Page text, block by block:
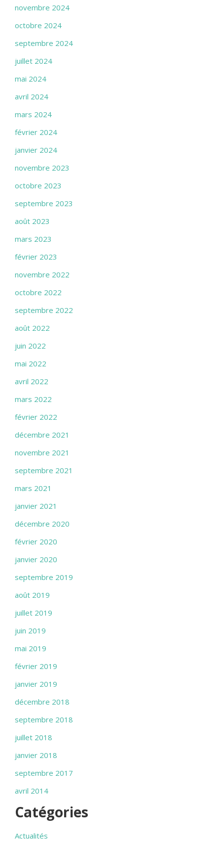
novembre 2024
octobre 2024
septembre 2024
juillet 2024
mai 2024
avril 2024
mars 2024
février 2024
janvier 2024
novembre 2023
octobre 2023
septembre 2023
août 2023
mars 2023
février 2023
novembre 2022
octobre 2022
septembre 2022
août 2022
juin 2022
mai 2022
avril 2022
mars 2022
février 2022
décembre 2021
novembre 2021
septembre 2021
mars 2021
janvier 2021
décembre 2020
février 2020
janvier 2020
septembre 2019
août 2019
juillet 2019
juin 2019
mai 2019
février 2019
janvier 2019
décembre 2018
septembre 2018
juillet 2018
janvier 2018
septembre 2017
avril 2014
Catégories
Actualités